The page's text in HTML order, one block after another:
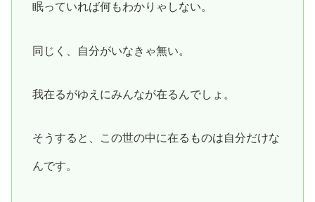
眠っていれば何もわかりゃしない。
同じく、自分がいなきゃ無い。
我在るがゆえにみんなが在るんでしょ。
そうすると、この世の中に在るものは自分だけな
んです。